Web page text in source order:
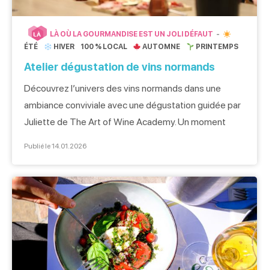
LÀ
LÀ OÙ LA GOURMANDISE EST UN JOLI DÉFAUT
ÉTÉ
HIVER 100 % LOCAL AUTOMNE PRINTEMPS
Atelier dégustation de vins normands
Découvrez l’univers des vins normands dans une
ambiance conviviale avec une dégustation guidée par
Juliette de The Art of Wine Academy. Un moment
atypique : WeLiving. Cette habitation de coliving, dans
un […]
Publié le 14.01.2026